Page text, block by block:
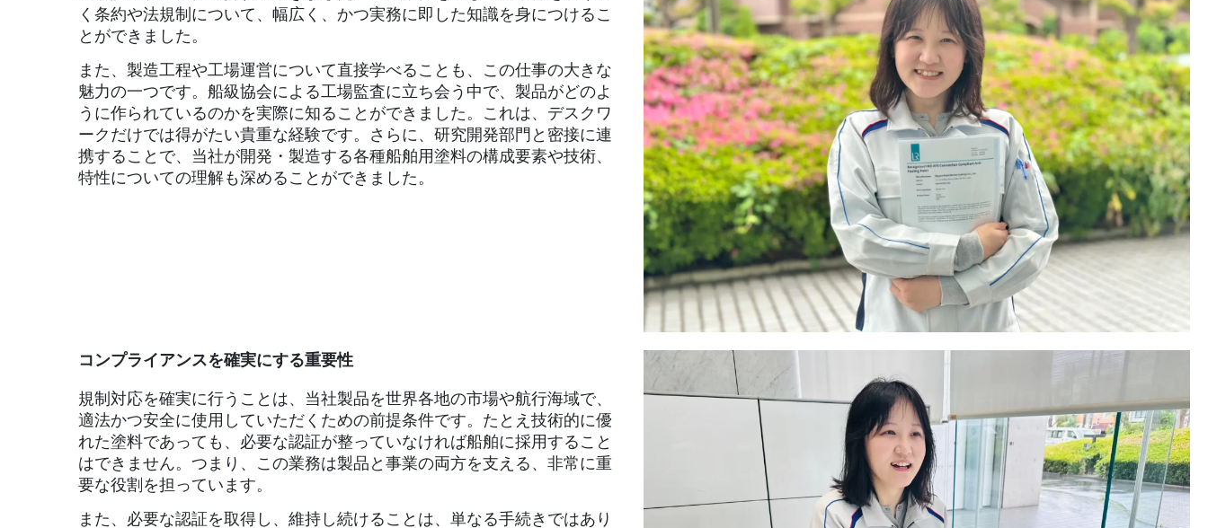
く条約や法規制について、幅広く、かつ実務に即した知識を身につけるこ
とができました。
また、製造工程や工場運営について直接学べることも、この仕事の大きな
魅力の一つです。船級協会による工場監査に立ち会う中で、製品がどのよ
うに作られているのかを実際に知ることができました。これは、デスクワ
ークだけでは得がたい貴重な経験です。さらに、研究開発部門と密接に連
携することで、当社が開発・製造する各種船舶用塗料の構成要素や技術、
特性についての理解も深めることができました。
コンプライアンスを確実にする重要性
規制対応を確実に行うことは、当社製品を世界各地の市場や航行海域で、
適法かつ安全に使用していただくための前提条件です。たとえ技術的に優
れた塗料であっても、必要な認証が整っていなければ船舶に採用すること
はできません。つまり、この業務は製品と事業の両方を支える、非常に重
要な役割を担っています。
また、必要な認証を取得し、維持し続けることは、単なる手続きではあり